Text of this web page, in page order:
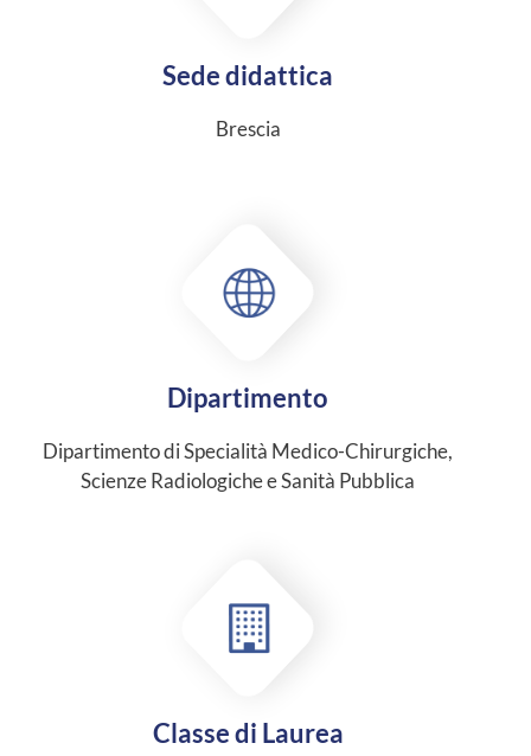
Sede didattica
Brescia
Dipartimento
Dipartimento di Specialità Medico-Chirurgiche,
Scienze Radiologiche e Sanità Pubblica
Classe di Laurea